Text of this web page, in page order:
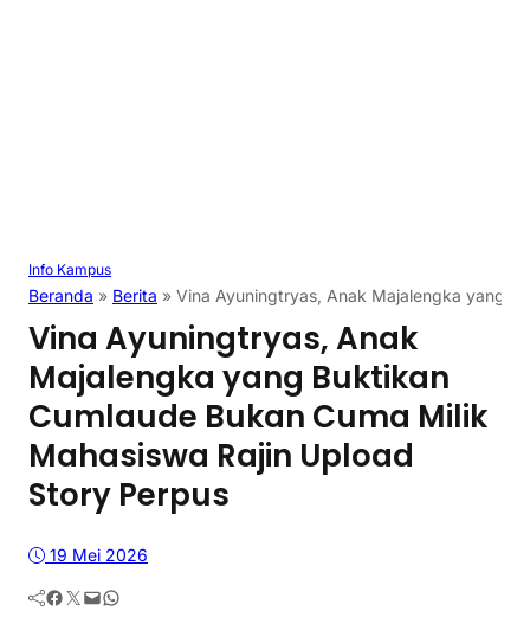
Info Kampus
Beranda » Berita » Vina Ayuningtryas, Anak Majalengka yang
Vina Ayuningtryas, Anak
Majalengka yang Buktikan
Cumlaude Bukan Cuma Milik
Mahasiswa Rajin Upload
Story Perpus
19 Mei 2026
Facebook Twitter Mail WhatsApp